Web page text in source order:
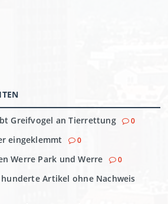
Greifvogel an Tierrettung 0
eingeklemmt 0
Werre Park und Werre 0
Artikel ohne Nachweis